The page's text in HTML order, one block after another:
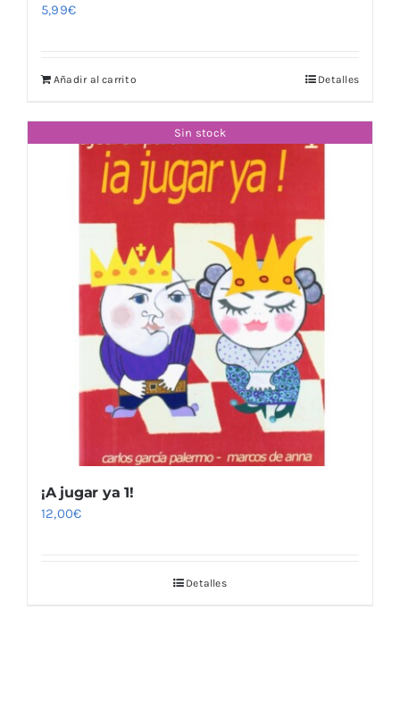
5,99€
Añadir al carrito Detalles
Sin stock
¡A jugar ya 1!
12,00€
Detalles